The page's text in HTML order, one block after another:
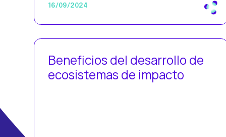
16/09/2024
Beneficios del desarrollo de
ecosistemas de impacto